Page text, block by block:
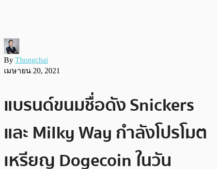
By Thongchai
เมษายน 20, 2021
แบรนด์ขนมชื่อดัง Snickers
และ Milky Way กำลังโปรโมต
เหรียญ Dogecoin ในวัน